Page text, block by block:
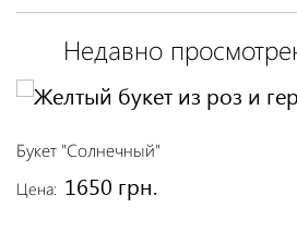
Недавно
Букет "Солнечный"
Цена: 1650 грн.